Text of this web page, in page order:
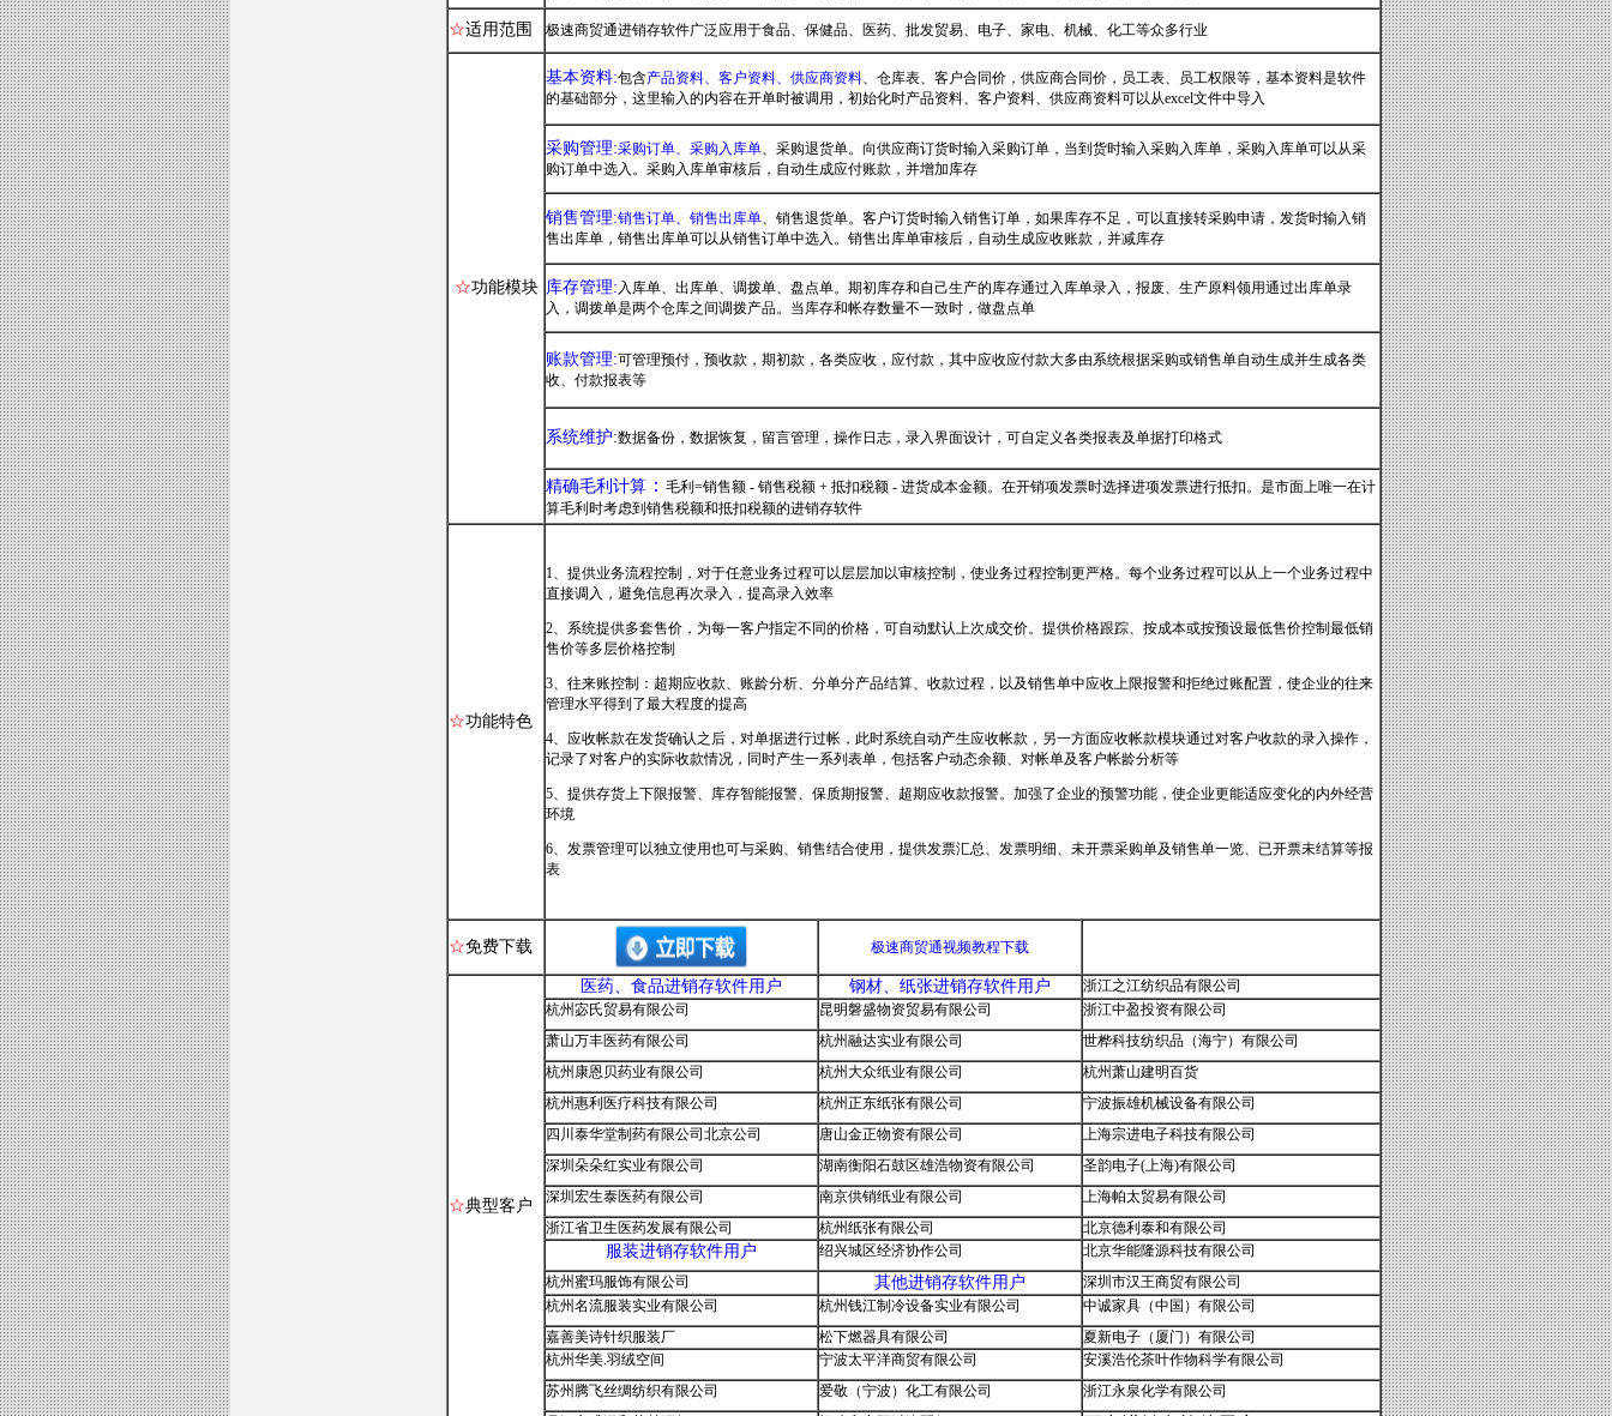
☆适用范围 极速商贸通进销存软件广泛应用于食品、保健品、医药、批发贸易、电子、家电、机械、化工等众多行业
☆功能模块
基本资料:包含产品资料、客户资料、供应商资料、仓库表、客户合同价，供应商合同价，员工表、员工权限等，基本资料是软件
的基础部分，这里输入的内容在开单时被调用，初始化时产品资料、客户资料、供应商资料可以从excel文件中导入
采购管理:采购订单、采购入库单、采购退货单。向供应商订货时输入采购订单，当到货时输入采购入库单，采购入库单可以从采
购订单中选入。采购入库单审核后，自动生成应付账款，并增加库存
销售管理:销售订单、销售出库单、销售退货单。客户订货时输入销售订单，如果库存不足，可以直接转采购申请，发货时输入销
售出库单，销售出库单可以从销售订单中选入。销售出库单审核后，自动生成应收账款，并减库存
库存管理: 入库单、出库单、调拨单、盘点单。期初库存和自己生产的库存通过入库单录入，报废、生产原料领用通过出库单录
入，调拨单是两个仓库之间调拨产品。当库存和帐存数量不一致时，做盘点单
账款管理:可管理预付，预收款，期初款，各类应收，应付款，其中应收应付款大多由系统根据采购或销售单自动生成并生成各类
收、付款报表等
系统维护:数据备份，数据恢复，留言管理，操作日志，录入界面设计，可自定义各类报表及单据打印格式
精确毛利计算 ： 毛利=销售额 - 销售税额 + 抵扣税额 - 进货成本金额。在开销项发票时选择进项发票进行抵扣。是市面上唯一在计
算毛利时考虑到销售税额和抵扣税额的进销存软件
☆功能特色
1、提供业务流程控制，对于任意业务过程可以层层加以审核控制，使业务过程控制更严格。每个业务过程可以从上一个业务过程中
直接调入，避免信息再次录入，提高录入效率
2、系统提供多套售价，为每一客户指定不同的价格，可自动默认上次成交价。提供价格跟踪、按成本或按预设最低售价控制最低销
售价等多层价格控制
3、往来账控制：超期应收款、账龄分析、分单分产品结算、收款过程，以及销售单中应收上限报警和拒绝过账配置，使企业的往来
管理水平得到了最大程度的提高
4、应收帐款在发货确认之后，对单据进行过帐，此时系统自动产生应收帐款，另一方面应收帐款模块通过对客户收款的录入操作，
记录了对客户的实际收款情况，同时产生一系列表单，包括客户动态余额、对帐单及客户帐龄分析等
5、提供存货上下限报警、库存智能报警、保质期报警、超期应收款报警。加强了企业的预警功能，使企业更能适应变化的内外经营
环境
6、发票管理可以独立使用也可与采购、销售结合使用，提供发票汇总、发票明细、未开票采购单及销售单一览、已开票未结算等报
表
☆免费下载 极速商贸通视频教程下载
☆典型客户
医药、食品进销存软件用户 钢材、纸张进销存软件用户
浙江之江纺织品有限公司
杭州宓氏贸易有限公司
昆明磐盛物资贸易有限公司
浙江中盈投资有限公司
萧山万丰医药有限公司
杭州融达实业有限公司
世桦科技纺织品（海宁）有限公司
杭州康恩贝药业有限公司
杭州大众纸业有限公司
杭州萧山建明百货
杭州惠利医疗科技有限公司
杭州正东纸张有限公司
宁波振雄机械设备有限公司
四川泰华堂制药有限公司北京公司
唐山金正物资有限公司
上海宗进电子科技有限公司
深圳朵朵红实业有限公司
湖南衡阳石鼓区雄浩物资有限公司
圣韵电子(上海)有限公司
深圳宏生泰医药有限公司
南京供销纸业有限公司
上海帕太贸易有限公司
浙江省卫生医药发展有限公司
杭州纸张有限公司 北京德利泰和有限公司
服装进销存软件用户 绍兴城区经济协作公司
北京华能隆源科技有限公司
杭州蜜玛服饰有限公司
其他进销存软件用户
深圳市汉王商贸有限公司
杭州名流服装实业有限公司
杭州钱江制冷设备实业有限公司
中诚家具（中国）有限公司
嘉善美诗针织服装厂
松下燃器具有限公司
夏新电子（厦门）有限公司
杭州华美.羽绒空间
宁波太平洋商贸有限公司
安溪浩伦茶叶作物科学有限公司
苏州腾飞丝绸纺织有限公司
爱敬（宁波）化工有限公司
浙江永泉化学有限公司